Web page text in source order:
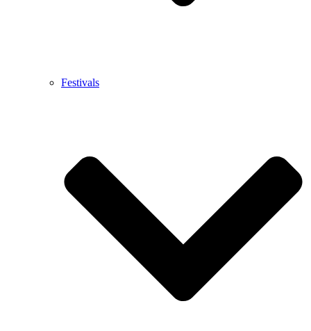
Festivals